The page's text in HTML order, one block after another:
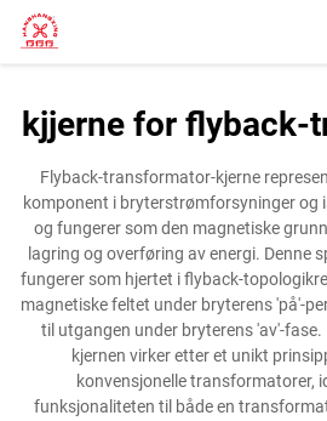
Hjem
Produkter
Om oss
Tilfeller
kjjerne for flyback-
Flyback-transformator-kjerne
komponent i bryterstrømforsyninger og
og fungerer som den magnetiske
lagring og overføring av energi. Denne
fungerer som hjertet i flyback-
magnetiske feltet under bryterens 'på'-
til utgangen under bryterens 'av'-
kjernen virker etter et unikt
konvensjonelle transformatorer,
funksjonaliteten til både en